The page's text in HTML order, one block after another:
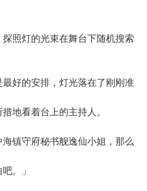
照灯的光束在舞台下随机搜索
好的安排，灯光落在了刚刚准
地看着台上的主持人。
守府秘书舰逸仙小姐，那么
。」